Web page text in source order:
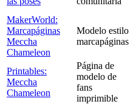
MakerWorld:
Marcapáginas
Meccha
Chameleon
Modelo estilo
marcapáginas
Printables:
Meccha
Chameleon
Página de
modelo de
fans
imprimible